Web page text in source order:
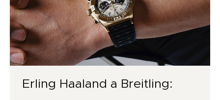
Erling Haaland a Breitling: